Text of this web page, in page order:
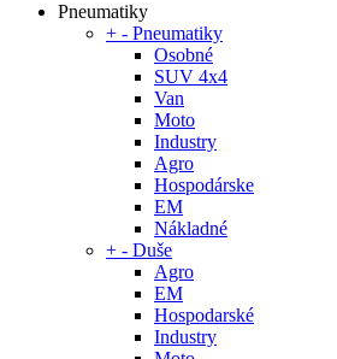
Pneumatiky
+ - Pneumatiky
Osobné
SUV 4x4
Van
Moto
Industry
Agro
Hospodárske
EM
Nákladné
+ - Duše
Agro
EM
Hospodarské
Industry